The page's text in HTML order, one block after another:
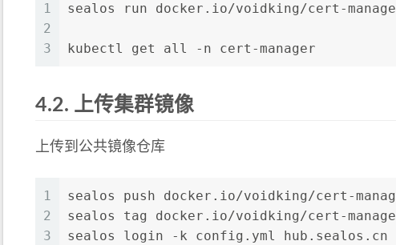
1
2
3
sealos run docker.io/voidking/cert-
kubectl get all -n cert-manager
4.2. 上传集群镜像
上传到公共镜像仓库
1
2
3
sealos push docker.io/voidking/cert-
sealos tag docker.io/voidking/cert-
sealos login -k config.yml hub.sealos.cn